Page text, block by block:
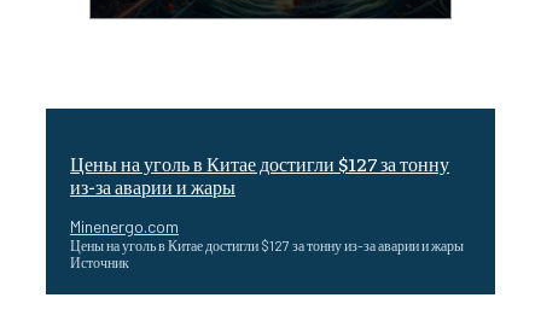
Цены на уголь в Китае достигли $127 за тонну
из-за аварии и жары
Minenergo.com
Цены на уголь в Китае достигли $127 за тонну из-за аварии и жары
Источник